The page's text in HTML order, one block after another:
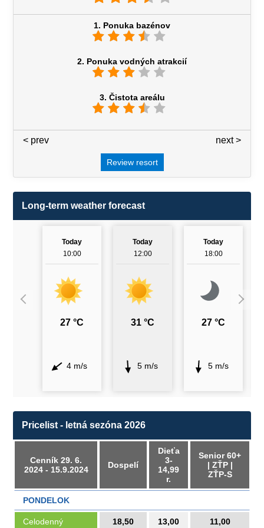
1. Ponuka bazénov
2. Ponuka vodných atrakcií
3. Čistota areálu
next >
< prev
Review resort
Long-term weather forecast
Today
10:00
27 °C
4 m/s
Today
12:00
31 °C
5 m/s
Today
18:00
27 °C
5 m/s
Pricelist - letná sezóna 2026
Cenník 29. 6.
2024 - 15.9.2024
Dospelí
Dieťa
3-
14,99
r.
Senior 60+
| ZŤP |
ZŤP-S
PONDELOK
Celodenný 18,50 13,00 11,00